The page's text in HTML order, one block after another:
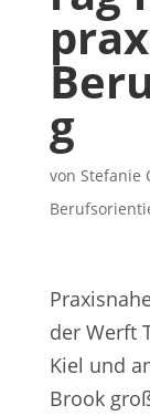
g
von Stefanie
der Werft
Kiel und
Brook